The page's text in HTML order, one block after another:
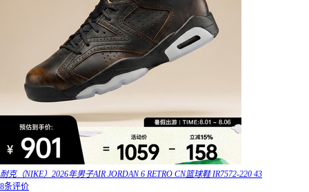
耐克（NIKE）2026年男子AIR JORDAN 6 RETRO CN篮球鞋 IR7572-220 43
8条评价